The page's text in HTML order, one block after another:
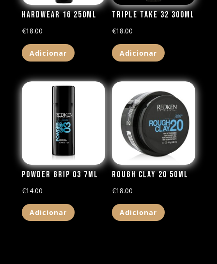
Hardwear 16 250ml
€18.00
Adicionar
Triple Take 32 300ml
€18.00
Adicionar
Powder Grip 03 7ml
€14.00
Adicionar
Rough Clay 20 50ml
€18.00
Adicionar